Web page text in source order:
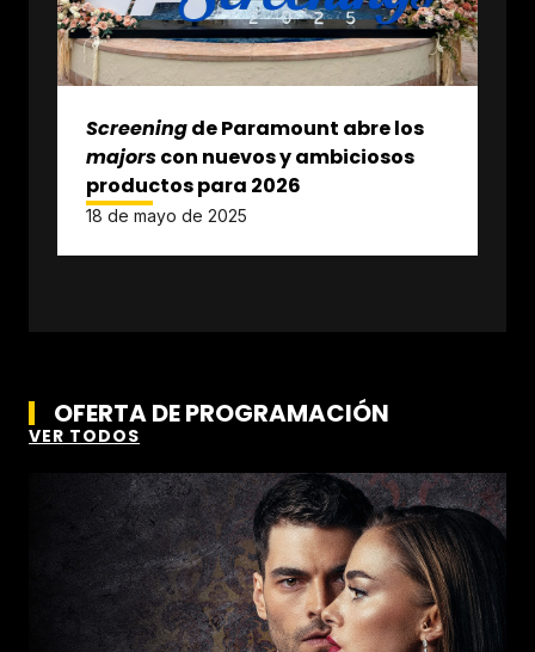
Screeningde Paramount abre los
majorscon nuevos y ambiciosos
productos para 2026
18 de mayo de 2025
OFERTA DE PROGRAMACIÓN
VER TODOS